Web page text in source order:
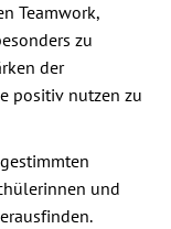
Teamwork,
zu
der
positiv nutzen zu
und